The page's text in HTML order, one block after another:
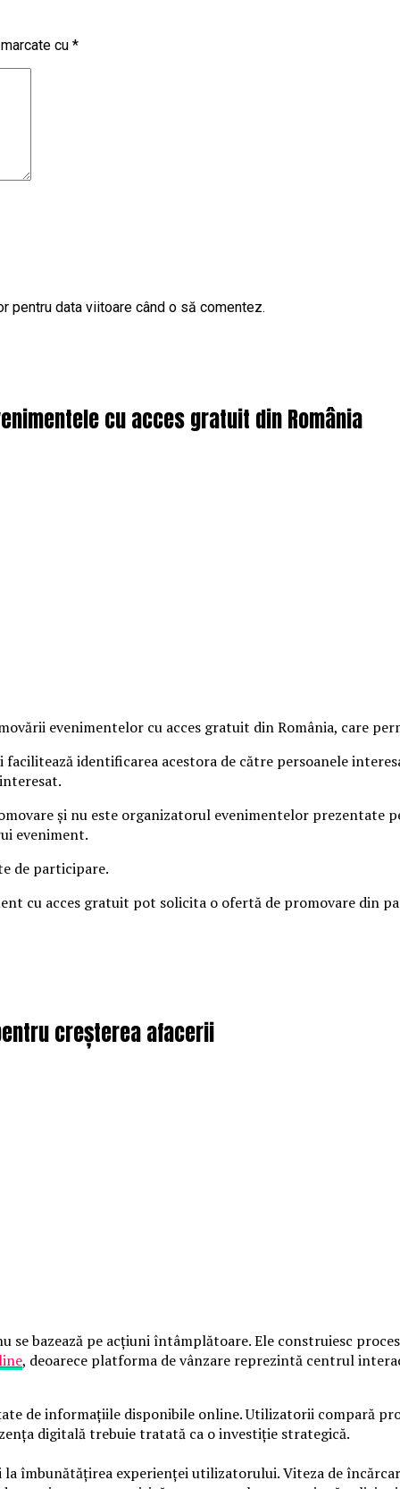
cu *
pentru data viitoare când o să comentez.
cu acces gratuit din România
evenimentelor cu acces gratuit din România, care
identificarea acestora de către persoanele
și nu este organizatorul evenimentelor prezentate
eveniment.
de participare.
cu acces gratuit pot solicita o ofertă de promovare din
creșterea afacerii
bazează pe acțiuni întâmplătoare. Ele construiesc
, deoarece platforma de vânzare reprezintă centrul
de informațiile disponibile online. Utilizatorii compară
digitală trebuie tratată ca o investiție strategică.
îmbunătățirea experienței utilizatorului. Viteza de